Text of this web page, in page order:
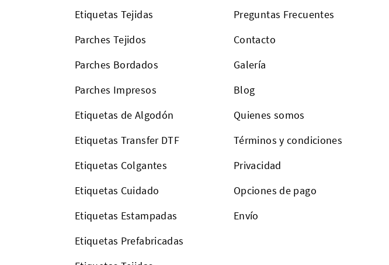
Etiquetas Tejidas
Parches Tejidos
Parches Bordados
Parches Impresos
Etiquetas de Algodón
Etiquetas Transfer DTF
Etiquetas Colgantes
Etiquetas Cuidado
Etiquetas Estampadas
Etiquetas Prefabricadas
Preguntas Frecuentes
Contacto
Galería
Blog
Quienes somos
Términos y condiciones
Privacidad
Opciones de pago
Envío